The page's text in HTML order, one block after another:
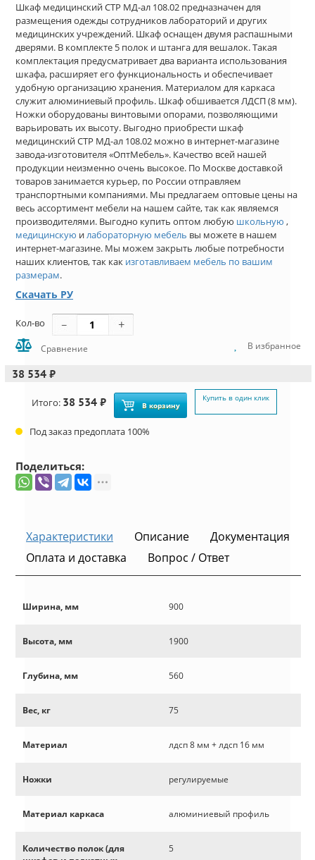
Шкаф медицинский СТР МД-ал 108.02 предназначен для
размещения одежды сотрудников лабораторий и других
медицинских учреждений. Шкаф оснащен двумя распашными
дверями. В комплекте 5 полок и штанга для вешалок. Такая
комплектация предусматривает два варианта использования
шкафа, расширяет его функциональность и обеспечивает
удобную организацию хранения. Материалом для каркаса
служит алюминиевый профиль. Шкаф обшивается ЛДСП (8 мм).
Ножки оборудованы винтовыми опорами, позволяющими
варьировать их высоту. Выгодно приобрести шкаф
медицинский СТР МД-ал 108.02 можно в интернет-магазине
завода-изготовителя «ОптМебель». Качество всей нашей
продукции неизменно очень высокое. По Москве доставкой
товаров занимается курьер, по России отправляем
транспортными компаниями. Мы предлагаем оптовые цены на
весь ассортимент мебели на нашем сайте, так как являемся
производителями. Выгодно купить оптом любую школьную ,
медицинскую илабораторную мебель вы можете в нашем
интернет-магазине. Мы можем закрыть любые потребности
наших клиентов, так как изготавливаем мебель по вашим
размерам.
Скачать РУ
Кол-во
Сравнение В избранное
38 534 ₽
Итого: 38 534 ₽ В корзину
Купить в один клик
Под заказ предоплата 100%
Поделиться:
Характеристики Описание
Документация
Оплата и доставка
Вопрос / Ответ
Ширина, мм 900
Высота, мм 1900
Глубина, мм 560
Вес, кг 75
Материал лдсп 8 мм + лдсп 16 мм
Ножки регулируемые
Материал каркаса алюминиевый профиль
Количество полок (для
5